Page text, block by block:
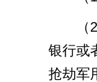
（2
银行或
抢劫军